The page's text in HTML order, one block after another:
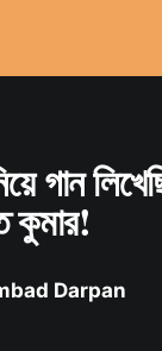
গান
কুমার!
Darpan